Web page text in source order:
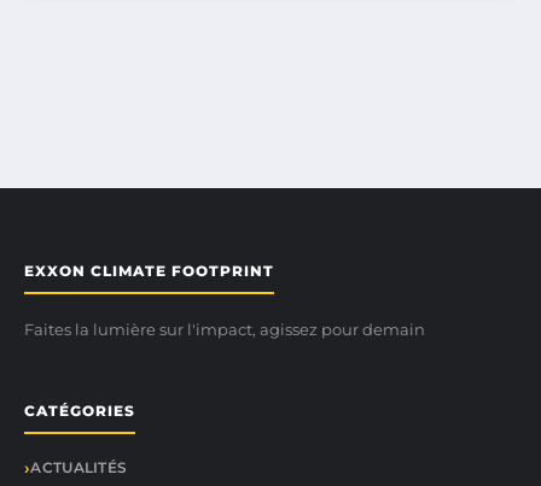
EXXON CLIMATE FOOTPRINT
Faites la lumière sur l'impact, agissez pour demain
CATÉGORIES
ACTUALITÉS